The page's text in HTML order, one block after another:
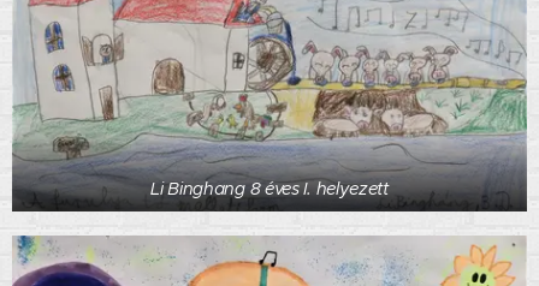
Li Binghang 8 éves I. helyezett